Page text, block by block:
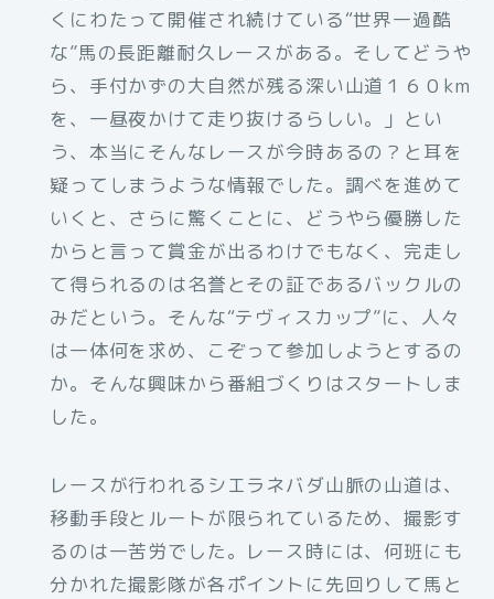
くにわたって開催され続けている“世界一過酷
な”馬の長距離耐久レースがある。そしてどうや
ら、手付かずの大自然が残る深い山道１６０km
を、一昼夜かけて走り抜けるらしい。」とい
う、本当にそんなレースが今時あるの？と耳を
疑ってしまうような情報でした。調べを進めて
いくと、さらに驚くことに、どうやら優勝した
からと言って賞金が出るわけでもなく、完走し
て得られるのは名誉とその証であるバックルの
みだという。そんな“テヴィスカップ”に、人々
は一体何を求め、こぞって参加しようとするの
か。そんな興味から番組づくりはスタートしま
した。
レースが行われるシエラネバダ山脈の山道は、
移動手段とルートが限られているため、撮影す
るのは一苦労でした。レース時には、何班にも
分かれた撮影隊が各ポイントに先回りして馬と